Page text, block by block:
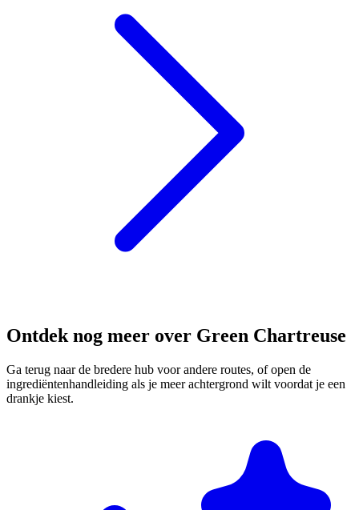
Ontdek nog meer over Green Chartreuse
Ga terug naar de bredere hub voor andere routes, of open de
ingrediëntenhandleiding als je meer achtergrond wilt voordat je een
drankje kiest.